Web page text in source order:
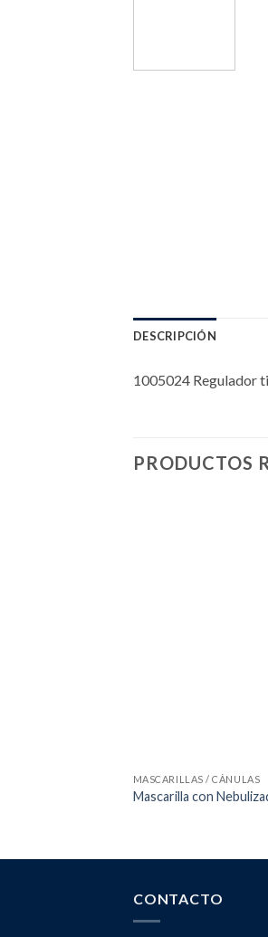
DESCRIPCIÓN
1005024 Regulador
PRODUCTOS
MASCARILLAS / CÁNULAS
Mascarilla con
CONTACTO